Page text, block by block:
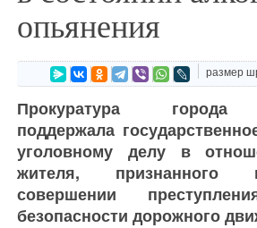
опьянения
размер
Прокуратура города
поддержала
уголовному делу в
жителя,
совершении
безопасности дорожного